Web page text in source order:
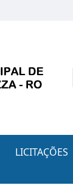
LICITAÇÕES